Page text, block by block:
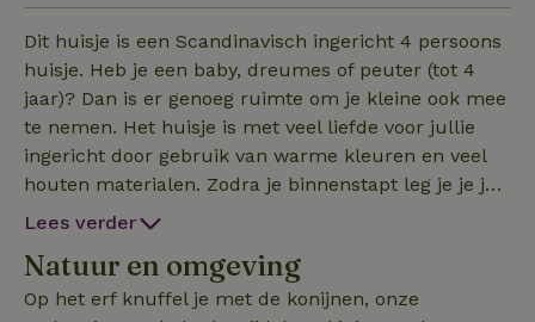
Dit huisje is een Scandinavisch ingericht 4 persoons
huisje. Heb je een baby, dreumes of peuter (tot 4
jaar)? Dan is er genoeg ruimte om je kleine ook mee
te nemen. Het huisje is met veel liefde voor jullie
ingericht door gebruik van warme kleuren en veel
houten materialen. Zodra je binnenstapt leg je je jas
en schoenen van je af in het voorportaaltje. Via de
keuken, de eetkamer en het zitgedeelte zijn. Voor
het huisje is een terras met tuinmeubels en een
Lees verder
Natuur en omgeving
Op het erf knuffel je met de konijnen, onze